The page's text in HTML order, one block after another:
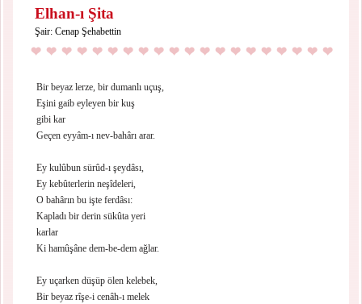
Elhan-ı Şita
Şair: Cenap Şehabettin
Bir beyaz lerze, bir dumanlı uçuş,
Eşini gaib eyleyen bir kuş
gibi kar
Geçen eyyâm-ı nev-bahârı arar.
Ey kulûbun sürûd-ı şeydâsı,
Ey kebûterlerin neşîdeleri,
O bahârın bu işte ferdâsı:
Kapladı bir derin sükûta yeri
karlar
Ki hamûşâne dem-be-dem ağlar.
Ey uçarken düşüp ölen kelebek,
Bir beyaz rîşe-i cenâh-ı melek